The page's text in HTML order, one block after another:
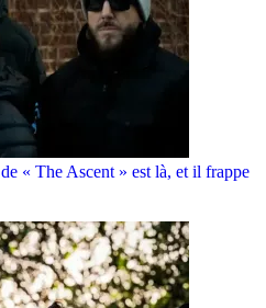
« The Ascent » est là, et il frappe